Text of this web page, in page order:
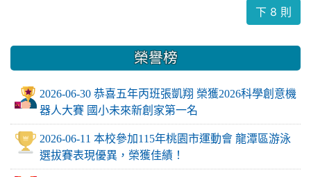
下 8 則
榮譽榜
2026-06-30 恭喜五年丙班張凱翔 榮獲2026科學創意機
器人大賽 國小未來新創家第一名
2026-06-11 本校參加115年桃園市運動會 龍潭區游泳
選拔賽表現優異，榮獲佳績！